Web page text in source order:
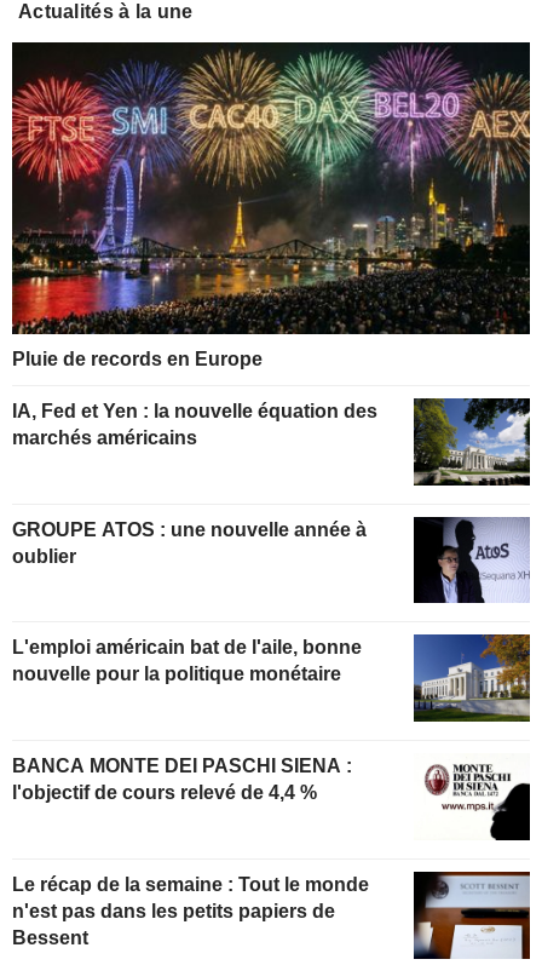
Actualités à la une
Pluie de records en Europe
IA, Fed et Yen : la nouvelle équation des
marchés américains
GROUPE ATOS : une nouvelle année à
oublier
L'emploi américain bat de l'aile, bonne
nouvelle pour la politique monétaire
BANCA MONTE DEI PASCHI SIENA :
l'objectif de cours relevé de 4,4 %
Le récap de la semaine : Tout le monde
n'est pas dans les petits papiers de
Bessent